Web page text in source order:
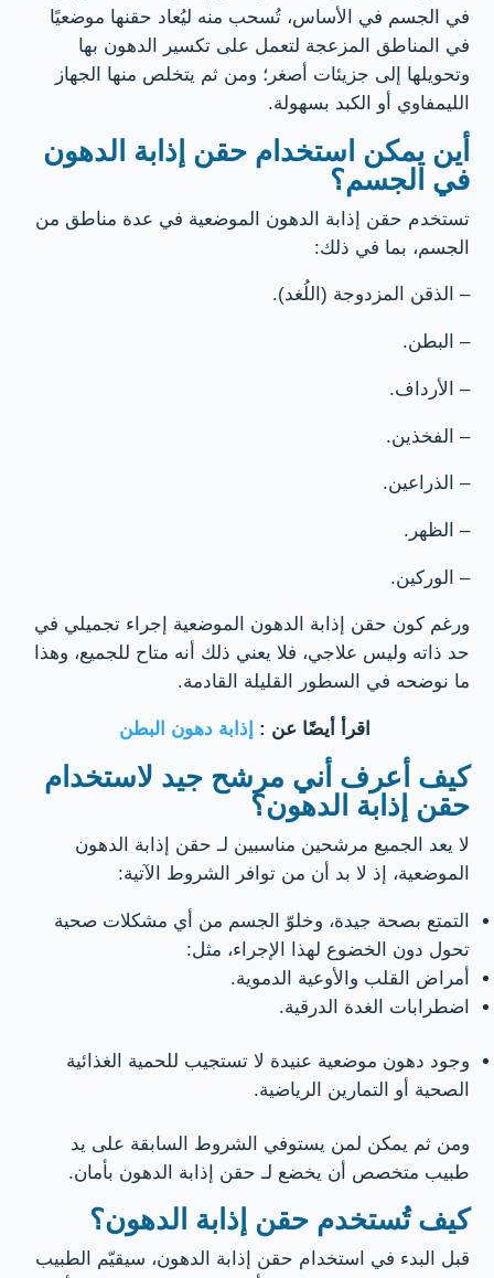
في الجسم في الأساس، تُسحب منه ليُعاد حقنها موضعيًا
في المناطق المزعجة لتعمل على تكسير الدهون بها
وتحويلها إلى جزيئات أصغر؛ ومن ثم يتخلص منها الجهاز
الليمفاوي أو الكبد بسهولة.
أين يمكن استخدام حقن إذابة الدهون
في الجسم؟
تستخدم حقن إذابة الدهون الموضعية في عدة مناطق من
الجسم، بما في ذلك:
– الذقن المزدوجة (اللُغد).
– البطن.
– الأرداف.
– الفخذين.
– الذراعين.
– الظهر.
– الوركين.
ورغم كون حقن إذابة الدهون الموضعية إجراء تجميلي في
حد ذاته وليس علاجي، فلا يعني ذلك أنه متاح للجميع، وهذا
ما نوضحه في السطور القليلة القادمة.
اقرأ أيضًا عن : إذابة دهون البطن
كيف أعرف أني مرشح جيد لاستخدام
حقن إذابة الدهون؟
لا يعد الجميع مرشحين مناسبين لـ حقن إذابة الدهون
الموضعية، إذ لا بد أن من توافر الشروط الآتية:
التمتع بصحة جيدة، وخلوّ الجسم من أي مشكلات صحية
تحول دون الخضوع لهذا الإجراء، مثل:
أمراض القلب والأوعية الدموية.
اضطرابات الغدة الدرقية.
وجود دهون موضعية عنيدة لا تستجيب للحمية الغذائية
الصحية أو التمارين الرياضية.
ومن ثم يمكن لمن يستوفي الشروط السابقة على يد
طبيب متخصص أن يخضع لـ حقن إذابة الدهون بأمان.
كيف تُستخدم حقن إذابة الدهون؟
قبل البدء في استخدام حقن إذابة الدهون، سيقيّم الطبيب